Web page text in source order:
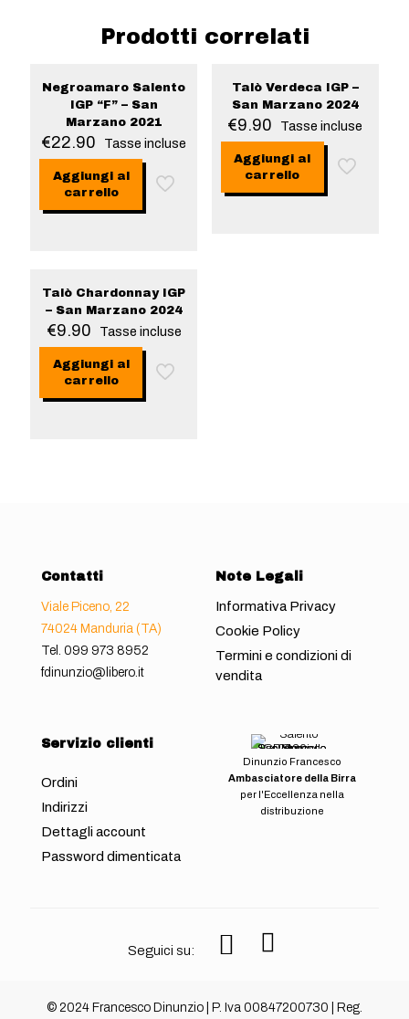
Prodotti correlati
Negroamaro Salento
IGP “F” – San
Marzano 2021
€22.90 Tasse incluse
Aggiungi al
carrello
Talò Verdeca IGP –
San Marzano 2024
€9.90 Tasse incluse
Aggiungi al
carrello
Talò Chardonnay IGP
– San Marzano 2024
€9.90 Tasse incluse
Aggiungi al
carrello
Contatti
Viale Piceno, 22
74024 Manduria (TA)
Tel. 099 973 8952
fdinunzio@libero.it
Note Legali
Informativa Privacy
Cookie Policy
Termini e condizioni di
vendita
Servizio clienti
Ordini
Indirizzi
Dettagli account
Password dimenticata
Dinunzio Francesco
Ambasciatore della Birra
per l'Eccellenza nella
distribuzione
Seguici su:
© 2024 Francesco Dinunzio | P. Iva 00847200730 | Reg.